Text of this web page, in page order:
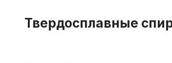
Твердосплавные